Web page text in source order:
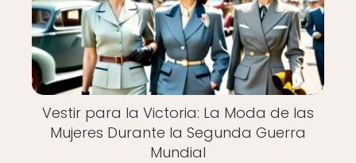
Vestir para la Victoria: La Moda de las
Mujeres Durante la Segunda Guerra
Mundial